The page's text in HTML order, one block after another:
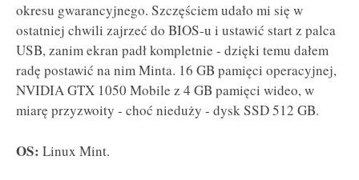
okresu gwarancyjnego. Szczęściem udało mi się w
ostatniej chwili zajrzeć do BIOS-u i ustawić start z palca
USB, zanim ekran padł kompletnie - dzięki temu dałem
radę postawić na nim Minta. 16 GB pamięci operacyjnej,
NVIDIA GTX 1050 Mobile z 4 GB pamięci wideo, w
miarę przyzwoity - choć nieduży - dysk SSD 512 GB.
OS: Linux Mint.